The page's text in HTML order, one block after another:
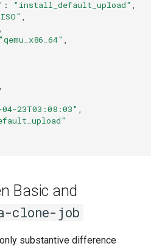
: "install_default_upload"
"qemu_x86_64"
04-23T03:08:03"
Basic and
clone-job
substantive difference